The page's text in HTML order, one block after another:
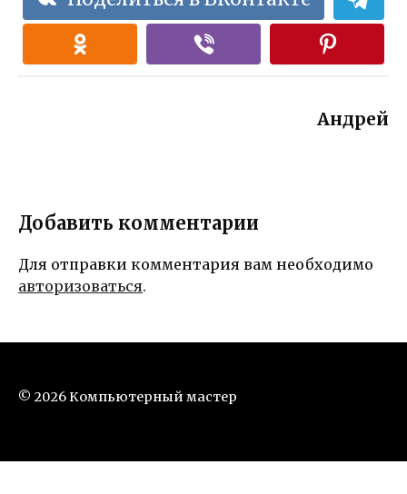
Андрей
Добавить комментарии
Для отправки комментария вам необходимо
авторизоваться.
© 2026 Компьютерный мастер